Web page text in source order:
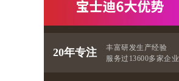
20年专注
丰富研发生产经验
服务过13600多家企业